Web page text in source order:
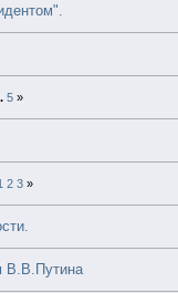
5 »
2 3 »
В.В.Путина